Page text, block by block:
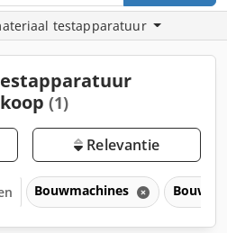
testapparatuur
(1)
Relevantie
Bouwmachines